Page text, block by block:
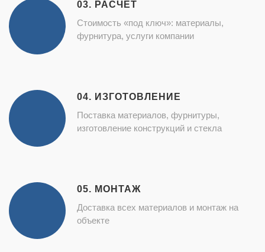
03. РАСЧЕТ
Стоимость «под ключ»: материалы,
фурнитура, услуги компании
04. ИЗГОТОВЛЕНИЕ
Поставка материалов, фурнитуры,
изготовление конструкций и стекла
05. МОНТАЖ
Доставка всех материалов и монтаж на
объекте